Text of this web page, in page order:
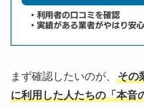
まず確認したいのが、 その
に利用した人たちの「本音